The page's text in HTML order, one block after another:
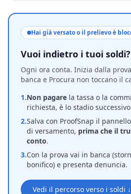
Hai già versato o il prelievo è
Vuoi indietro i tuoi soldi?
Ogni ora conta. Inizia dalla
banca e Procura non toccano il
1.Non pagare la tassa o la
richiesta, è lo stadio
2.Salva con ProofSnap il
di versamento, prima che il
conto.
3.Con la prova vai in banca
bonifico) e presenta denuncia.
Vedi il percorso verso i soldi ↓